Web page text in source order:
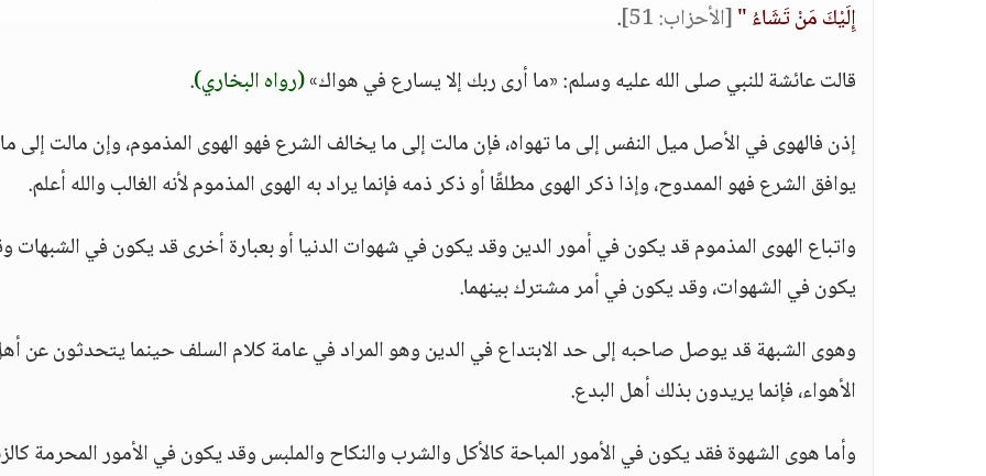
إِلَيْكَ مَنْ تَشَاءُ "[الأحزاب: 51]
.
قالت عائشة للنبي صلى الله عليه وسلم: «ما أرى ربك إلا يسارع في هواك»(رواه البخاري).
إذن فالهوى في الأصل ميل النفس إلى ما تهواه، فإن مالت إلى ما يخالف الشرع فهو الهوى المذموم، وإن مالت إلى ما
يوافق الشرع فهو الممدوح، وإذا ذكر الهوى مطلقًا أو ذكر ذمه فإنما يراد به الهوى المذموم لأنه الغالب والله أعلم.
واتباع الهوى المذموم قد يكون في أمور الدين وقد يكون في شهوات الدنيا أو بعبارة أخرى قد يكون في الشبهات
يكون في الشهوات، وقد يكون في أمر مشترك بينهما.
وهوى الشبهة قد يوصل صاحبه إلى حد الابتداع في الدين وهو المراد في عامة كلام السلف حينما يتحدثون عن
الأهواء، فإنما يريدون بذلك أهل البدع.
وأما هوى الشهوة فقد يكون في الأمور المباحة كالأكل والشرب والنكاح والملبس وقد يكون في الأمور المحرمة